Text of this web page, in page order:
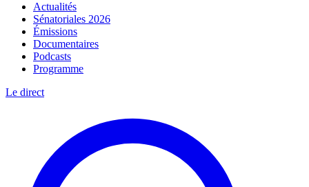
Actualités
Sénatoriales 2026
Émissions
Documentaires
Podcasts
Programme
Le direct